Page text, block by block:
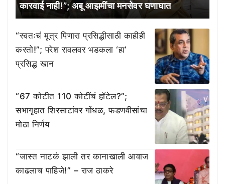
कारवाई नाही!”; अबू आझमींचा मनसेवर घणाघात
“स्वतःचं मूत्र पिणारा प्रसिद्धीसाठी काहीही
करतो!”; परेश रावलवर भडकला ‘हा’
प्रसिद्ध खान
“67 कोटीत 110 कोटींचं हॉटेल?”;
सभागृहात शिरसाटांवर गोंधळ, फडणवीसांचा
मोठा निर्णय
“जास्त नाटकं झाली तर कानाखाली आवाज
काढलाच पाहिजे!” – राज ठाकरे